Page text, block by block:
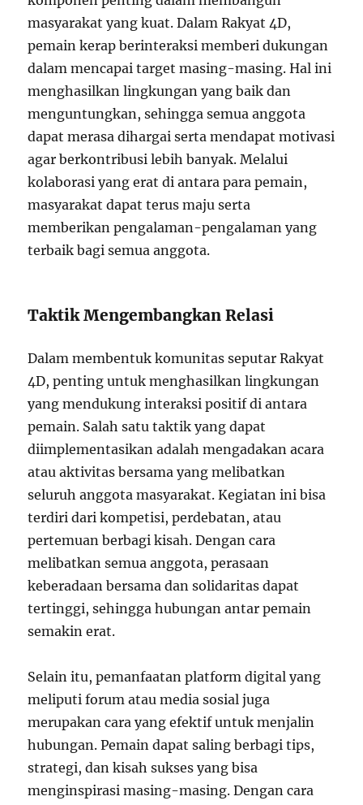
masyarakat yang kuat. Dalam Rakyat 4D,
pemain kerap berinteraksi memberi dukungan
dalam mencapai target masing-masing. Hal ini
menghasilkan lingkungan yang baik dan
menguntungkan, sehingga semua anggota
dapat merasa dihargai serta mendapat motivasi
agar berkontribusi lebih banyak. Melalui
kolaborasi yang erat di antara para pemain,
masyarakat dapat terus maju serta
memberikan pengalaman-pengalaman yang
terbaik bagi semua anggota.
Taktik Mengembangkan Relasi
Dalam membentuk komunitas seputar Rakyat
4D, penting untuk menghasilkan lingkungan
yang mendukung interaksi positif di antara
pemain. Salah satu taktik yang dapat
diimplementasikan adalah mengadakan acara
atau aktivitas bersama yang melibatkan
seluruh anggota masyarakat. Kegiatan ini bisa
terdiri dari kompetisi, perdebatan, atau
pertemuan berbagi kisah. Dengan cara
melibatkan semua anggota, perasaan
keberadaan bersama dan solidaritas dapat
tertinggi, sehingga hubungan antar pemain
semakin erat.
Selain itu, pemanfaatan platform digital yang
meliputi forum atau media sosial juga
merupakan cara yang efektif untuk menjalin
hubungan. Pemain dapat saling berbagi tips,
strategi, dan kisah sukses yang bisa
menginspirasi masing-masing. Dengan cara